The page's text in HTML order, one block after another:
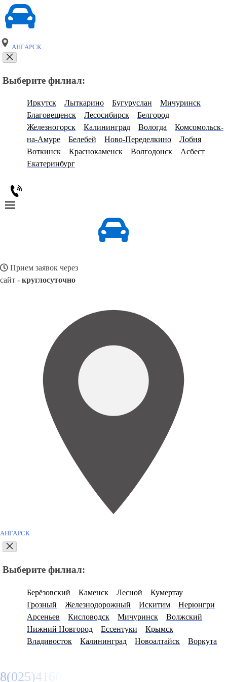
АНГАРСК
Выберите филиал:
Иркутск Лыткарино Бугуруслан
Мичуринск
Благовещенск
Лесосибирск
Белгород
Железногорск
Калининград Вологда
Комсомольск-
на-Амуре
Белебей Ново-Переделкино
Лобня
Воткинск
Краснокаменск Волгодонск
Асбест
Екатеринбург
Прием заявок через
сайт - круглосуточно
АНГАРСК
Выберите филиал:
Берёзовский Каменск Лесной
Кумертау
Грозный
Железнодорожный Искитим
Нерюнгри
Арсеньев
Кисловодск Мичуринск
Волжский
Нижний Новгород
Ессентуки
Крымск
Владивосток
Калининград Новоалтайск Воркута
8(025)4160950